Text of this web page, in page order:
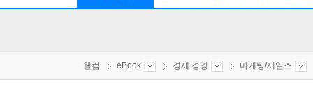
웰컴 eBook 경제 경영 마케팅/세일즈